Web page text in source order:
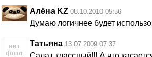
Алёна KZ 08.10.2010 05:56
Думаю логичнее будет
Татьяна 13.07.2009 07:37